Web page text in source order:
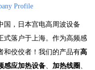
Profile
国，日本宫电高周波设备
式落户于上海。作为高频感
和佼佼者！我们的产品有高
感应加热设备、 加热线圈 、